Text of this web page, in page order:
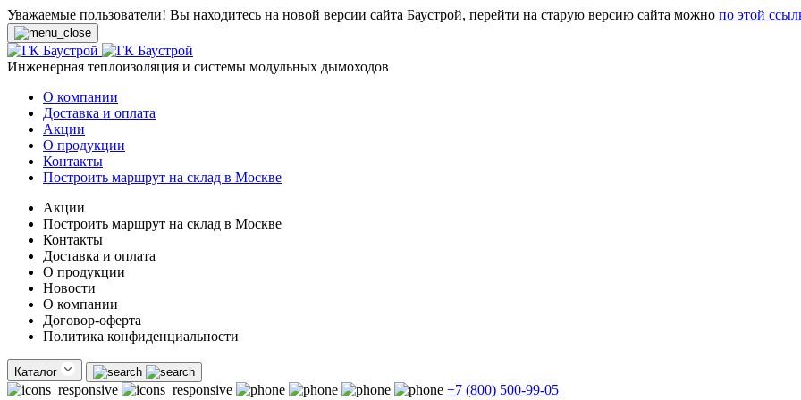
Уважаемые пользователи! Вы находитесь на новой версии сайта Баустрой, перейти на старую версию сайта можно по этой
Инженерная теплоизоляция и системы модульных дымоходов
О компании
Доставка и оплата
Акции
О продукции
Контакты
Построить маршрут на склад в Москве
Акции
Построить маршрут на склад в Москве
Контакты
Доставка и оплата
О продукции
Новости
О компании
Договор-оферта
Политика конфиденциальности
Каталог
+7 (800) 500-99-05